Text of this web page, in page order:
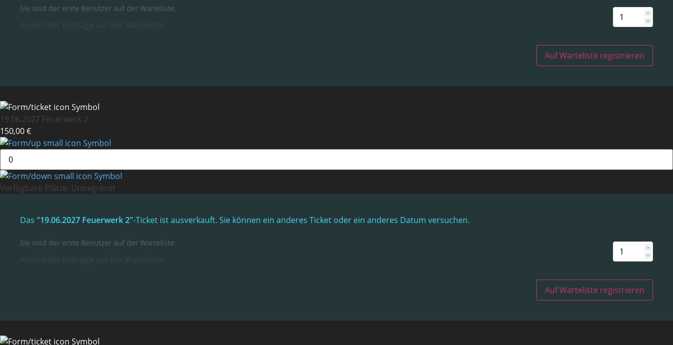
Sie sind der erste Benutzer auf der Warteliste.
Anzahl der Einträge auf der Warteliste:
Auf Warteliste registrieren
19.06.2027 Feuerwerk 2
150,00 €
Verfügbare Plätze: Unbegrenzt
Das "19.06.2027 Feuerwerk 2"-Ticket ist ausverkauft. Sie können ein anderes Ticket oder ein anderes Datum versuchen.
Sie sind der erste Benutzer auf der Warteliste.
Anzahl der Einträge auf der Warteliste:
Auf Warteliste registrieren